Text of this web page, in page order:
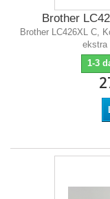
Brother
Brother LC426XL C,
ekstra
1-3